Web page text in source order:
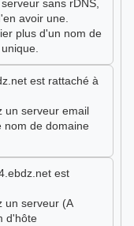
sans rDNS,
avoir une.
plus d'un nom de
est rattaché à
un serveur email
nom de domaine
est
un serveur (A
d'hôte